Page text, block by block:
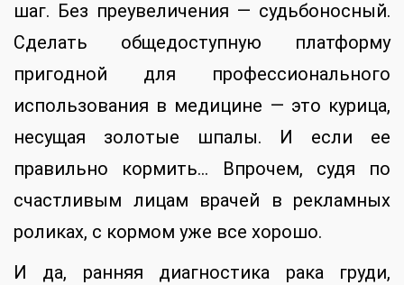
шаг. Без преувеличения — судьбоносный.
Сделать общедоступную платформу
пригодной для профессионального
использования в медицине — это курица,
несущая золотые шпалы. И если ее
правильно кормить… Впрочем, судя по
счастливым лицам врачей в рекламных
роликах, с кормом уже все хорошо.
И да, ранняя диагностика рака груди,